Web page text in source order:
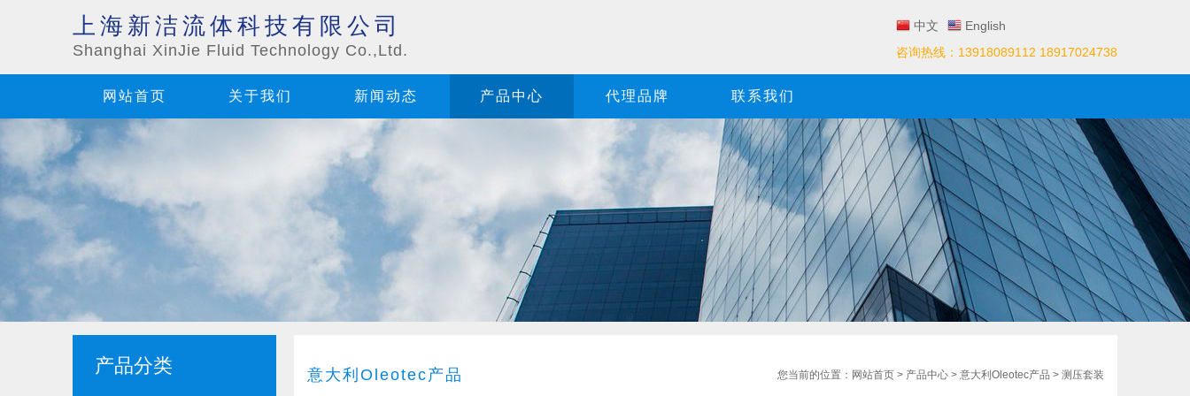
上海新洁流体科技有限公司
Shanghai XinJie Fluid Technology Co.,Ltd.
中文
English
咨询热线：13918089112 18917024738
网站首页 关于我们 新闻动态 产品中心 代理品牌 联系我们
产品分类 意大利Oleotec产品 您当前的位置： 网站首页 > 产品中心 > 意大利Oleotec产品 > 测压套装